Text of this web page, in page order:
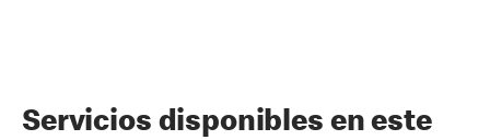
Servicios disponibles en este